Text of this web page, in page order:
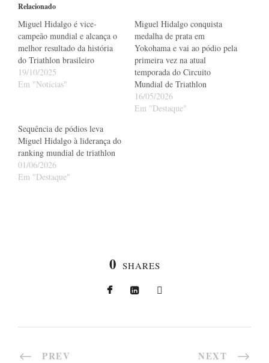
Relacionado
Miguel Hidalgo é vice-
campeão mundial e alcança o
melhor resultado da história
do Triathlon brasileiro
19/10/2025
Em "Notícias"
Miguel Hidalgo conquista
medalha de prata em
Yokohama e vai ao pódio pela
primeira vez na atual
temporada do Circuito
Mundial de Triathlon
16/05/2026
Em "Destaque"
Sequência de pódios leva
Miguel Hidalgo à liderança do
ranking mundial de triathlon
01/06/2026
Em "Destaque"
0 SHARES
PREV NEXT